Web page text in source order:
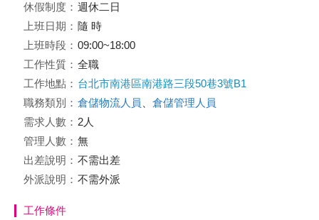
休假制度： 週休二日
上班日期： 隨 時
上班時段： 09:00~18:00
工作性質： 全職
工作地點： 台北市南港區南港路三段50巷3號B1
職務類別： 倉儲物流人員
倉儲管理人員
需求人數： 2人
管理人數： 無
出差說明： 不需出差
外派說明： 不需外派
工作條件